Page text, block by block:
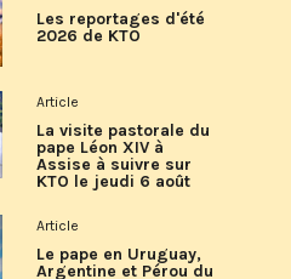
Les reportages d'été
2026 de KTO
Article
La visite pastorale du
pape Léon XIV à
Assise à suivre sur
KTO le jeudi 6 août
Article
Le pape en Uruguay,
Argentine et Pérou du